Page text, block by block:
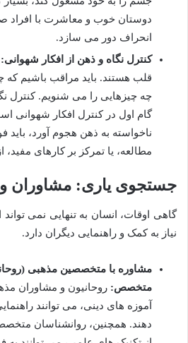
دوستان خوب و معاشرت با افراد
انحراف دور می سازد.
کنترل نگاه و ذهن از افکار شهوانی:
قلب هستند. باید مراقب باشیم که
چه چیزهایی را می شنویم. کنترل
گام اول در کنترل افکار شهوانی
ناخواسته به ذهن هجوم آورد، باید
مطالعه، یا تمرکز بر کارهای مفید،
جستجوی یاری: مشاوران و
گاهی اوقات، انسان به تنهایی نمی
نیاز به کمک و راهنمایی دیگران دارد.
مشاوره با متخصصین مذهبی
متخصص: روحانیون و مشاوران
آموزه های دینی، می توانند
دهند. همچنین، روانشناسان متخصص